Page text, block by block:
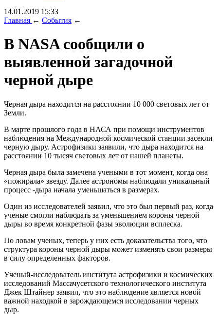
14.01.2019 15:33
Главная ← События ←
В NASA сообщили о
выявленной загадочной
черной дыре
Черная дыра находится на расстоянии 10 000 световых лет от
Земли.
В марте прошлого года в НАСА при помощи инструментов
наблюдения на Международной космической станции засекли
черную дыру. Астрофизики заявили, что дыра находится на
расстоянии 10 тысяч световых лет от нашей планеты.
Черная дыра была замечена учеными в тот момент, когда она
«пожирала» звезду. Далее астрономы наблюдали уникальный
процесс -дыра начала уменьшаться в размерах.
Один из исследователей заявил, что это был первый раз, когда
ученые смогли наблюдать за уменьшением короны черной
дыры во время конкретной фазы эволюции всплеска.
По ловам ученых, теперь у них есть доказательства того, что
структура короны черной дыры может изменять свои размеры
в силу определенных факторов.
Ученый-исследователь института астрофизики и космических
исследований Массачусетского технологического института
Джек Штайнер заявил, что это наблюдение является новой
важной находкой в зарождающемся исследовании черных
дыр.